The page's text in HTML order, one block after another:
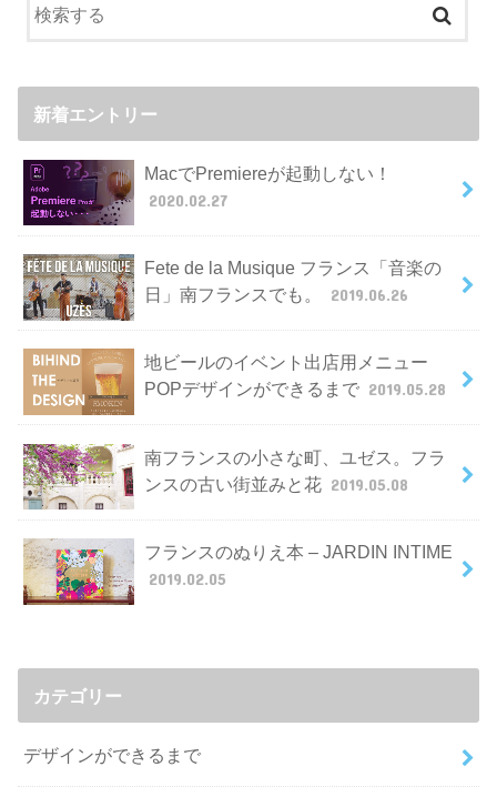
新着エントリー
MacでPremiereが起動しない！
2020.02.27
Fete de la Musique フランス「音楽の
日」南フランスでも。
2019.06.26
地ビールのイベント出店用メニュー
POPデザインができるまで 2019.05.28
南フランスの小さな町、ユゼス。フラ
ンスの古い街並みと花 2019.05.08
フランスのぬりえ本 – JARDIN INTIME
2019.02.05
カテゴリー
デザインができるまで